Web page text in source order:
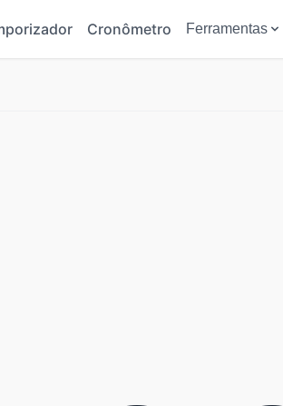
Cronômetro Ferramentas